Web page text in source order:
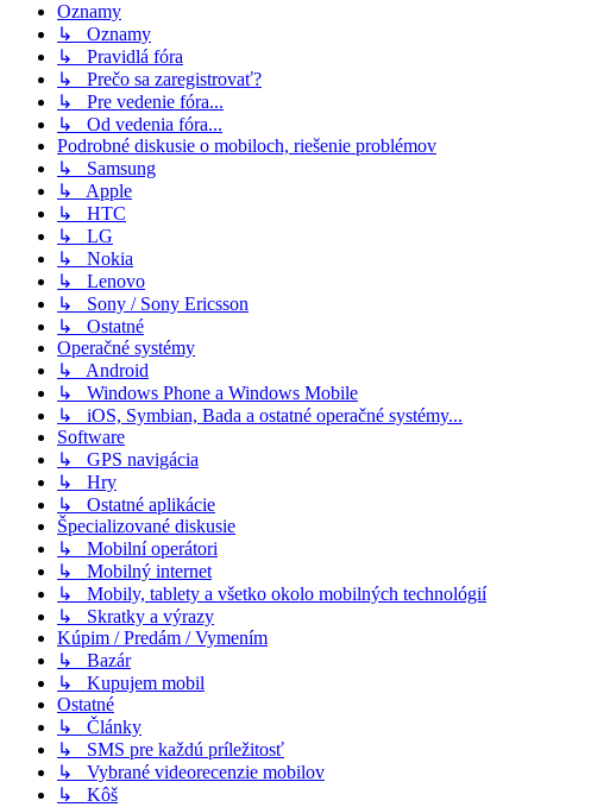
Oznamy
↳ Oznamy
↳ Pravidlá fóra
↳ Prečo sa zaregistrovať?
↳ Pre vedenie fóra...
↳ Od vedenia fóra...
Podrobné diskusie o mobiloch, riešenie problémov
↳ Samsung
↳ Apple
↳ HTC
↳ LG
↳ Nokia
↳ Lenovo
↳ Sony / Sony Ericsson
↳ Ostatné
Operačné systémy
↳ Android
↳ Windows Phone a Windows Mobile
↳ iOS, Symbian, Bada a ostatné operačné systémy...
Software
↳ GPS navigácia
↳ Hry
↳ Ostatné aplikácie
Špecializované diskusie
↳ Mobilní operátori
↳ Mobilný internet
↳ Mobily, tablety a všetko okolo mobilných technológií
↳ Skratky a výrazy
Kúpim / Predám / Vymením
↳ Bazár
↳ Kupujem mobil
Ostatné
↳ Články
↳ SMS pre každú príležitosť
↳ Vybrané videorecenzie mobilov
↳ Kôš